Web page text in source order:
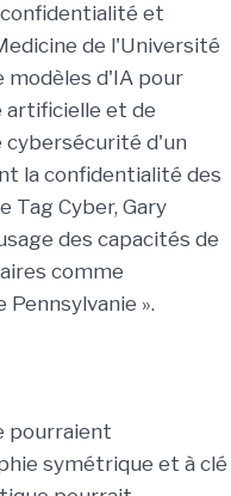
et
de l'Université
modèles d'IA pour
artificielle et de
cybersécurité d'un
la confidentialité des
Tag Cyber, Gary
des capacités de
comme
».
pourraient
symétrique et à clé